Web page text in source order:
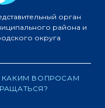
орган
района и
округа
КАКИМ ВОПРОСАМ